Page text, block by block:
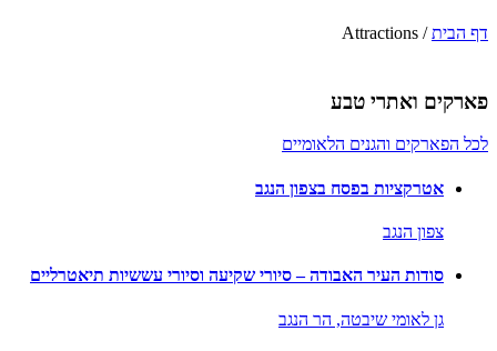
דף הבית/
Attractions
פארקים ואתרי טבע
לכל הפארקים והגנים הלאומיים
אטרקציות בפסח בצפון הנגב
צפון הנגב
סודות העיר האבודה – סיורי שקיעה וסיורי עששיות תיאטרליים
גן לאומי שיבטה, הר הנגב